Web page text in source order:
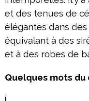
et des tenues de
élégantes dans
équivalant à des
et à des robes de
Quelques mots du